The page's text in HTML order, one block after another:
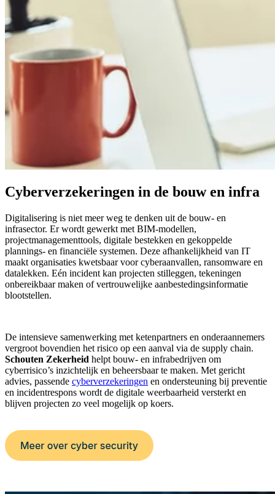
Cyberverzekeringen in de bouw en infra
Digitalisering is niet meer weg te denken uit de bouw- en
infrasector. Er wordt gewerkt met BIM-modellen,
projectmanagementtools, digitale bestekken en gekoppelde
plannings- en financiële systemen. Deze afhankelijkheid van IT
maakt organisaties kwetsbaar voor cyberaanvallen, ransomware en
datalekken. Eén incident kan projecten stilleggen, tekeningen
onbereikbaar maken of vertrouwelijke aanbestedingsinformatie
blootstellen.
De intensieve samenwerking met ketenpartners en onderaannemers
vergroot bovendien het risico op een aanval via de supply chain.
Schouten Zekerheid helpt bouw- en infrabedrijven om
cyberrisico’s inzichtelijk en beheersbaar te maken. Met gericht
advies, passende cyberverzekeringen en ondersteuning bij preventie
en incidentrespons wordt de digitale weerbaarheid versterkt en
blijven projecten zo veel mogelijk op koers.